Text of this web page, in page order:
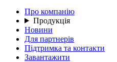
Про компанію
Продукція
Новини
Для партнерів
Підтримка та контакти
Завантажити